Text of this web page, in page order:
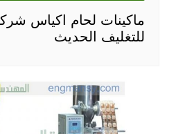
ماكينات لحام اكياس
للتغليف الحديث